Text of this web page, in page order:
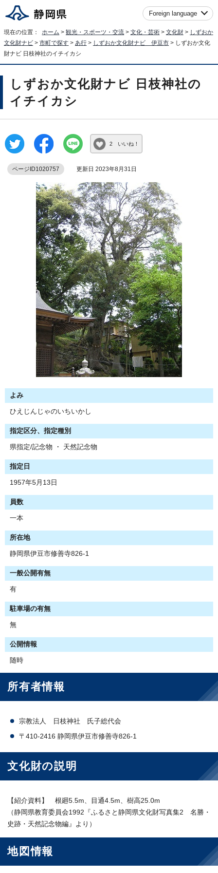
Foreign language
現在の位置： ホーム > 観光・スポーツ・交流 > 文化・芸術 > 文化財 > しずおか
文化財ナビ > 市町で探す > あ行 > しずおか文化財ナビ 伊豆市 > しずおか文化
財ナビ 日枝神社のイチイカシ
しずおか文化財ナビ 日枝神社の
イチイカシ
2 いいね！
ページID1020757 更新日 2023年8月31日
よみ
ひえじんじゃのいちいかし
指定区分、指定種別
県指定/記念物 ・ 天然記念物
指定日
1957年5月13日
員数
一本
所在地
静岡県伊豆市修善寺826-1
一般公開有無
有
駐車場の有無
無
公開情報
随時
所有者情報
宗教法人 日枝神社 氏子総代会
〒410-2416 静岡県伊豆市修善寺826-1
文化財の説明
【紹介資料】 根廻5.5m、目通4.5m、樹高25.0m
（静岡県教育委員会1992『ふるさと静岡県文化財写真集2 名勝・
史跡・天然記念物編』より）
地図情報